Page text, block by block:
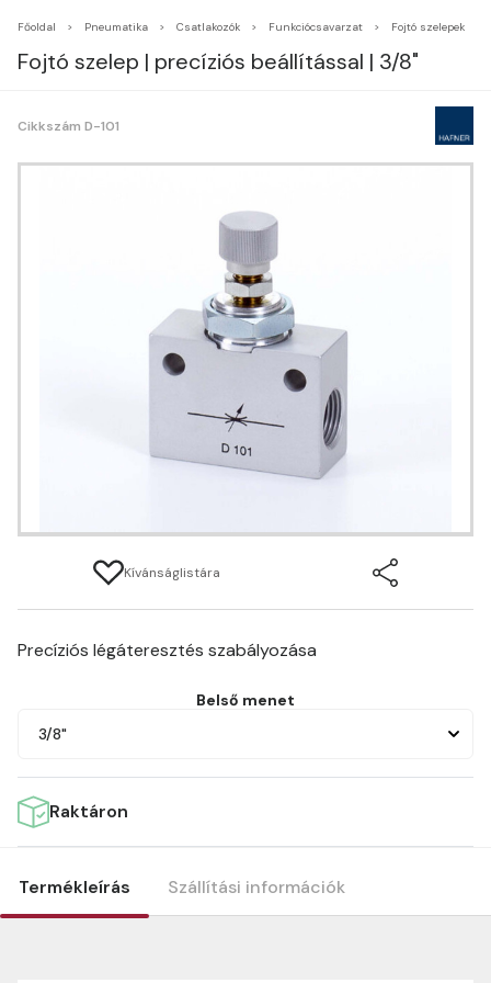
Főoldal Pneumatika Csatlakozók Funkciócsavarzat Fojtó szelepek
Fojtó szelep | precíziós beállítással | 3/8"
Cikkszám D-101
Kívánságlistára
Precíziós légáteresztés szabályozása
Belső menet
3/8"
Raktáron
Termékleírás Szállítási információk